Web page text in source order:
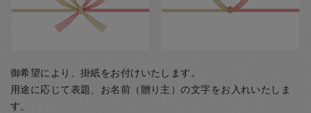
御希望により、掛紙をお付けいたします。
用途に応じて表題、お名前（贈り主）の文字をお入れいたしま
す。